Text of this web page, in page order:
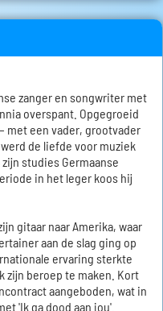
zanger en songwriter met
overspant. Opgegroeid
met een vader, grootvader
de liefde voor muziek
studies Germaanse
in het leger koos hij
gitaar naar Amerika, waar
aan de slag ging op
ervaring sterkte
zijn beroep te maken. Kort
aangeboden, wat in
'Ik ga dood aan jou'.